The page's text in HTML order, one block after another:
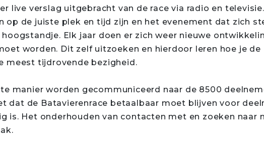
live verslag uitgebracht van de race via radio en
op de juiste plek en tijd zijn en het evenement dat zich
Elk jaar doen er zich weer nieuwe
worden. Dit zelf uitzoeken en hierdoor leren hoe je de
meest tijdrovende bezigheid.
manier worden gecommuniceerd naar de 8500
dat de Batavierenrace betaalbaar moet blijven voor
is. Het onderhouden van contacten met en zoeken naar